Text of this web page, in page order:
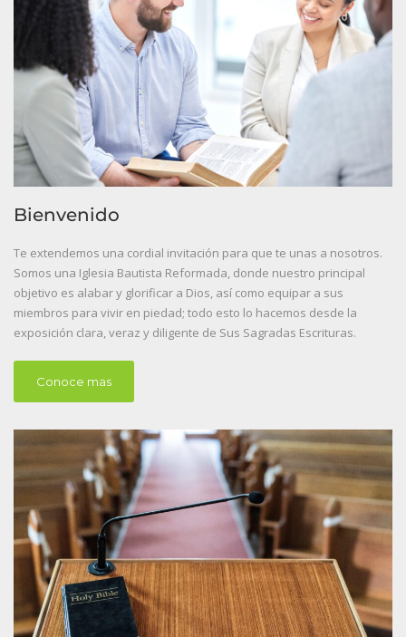
Bienvenido
Te extendemos una cordial invitación para que te unas a nosotros.
Somos una Iglesia Bautista Reformada, donde nuestro principal
objetivo es alabar y glorificar a Dios, así como equipar a sus
miembros para vivir en piedad; todo esto lo hacemos desde la
exposición clara, veraz y diligente de Sus Sagradas Escrituras.
Conoce mas